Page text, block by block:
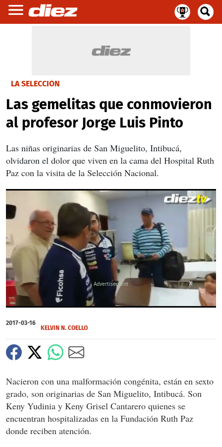
LA SELECCIÓN
Las gemelitas que conmovieron
al profesor Jorge Luis Pinto
Las niñas originarias de San Miguelito, Intibucá,
olvidaron el dolor que viven en la cama del Hospital Ruth
Paz con la visita de la Selección Nacional.
of
47
X
X
2017-03-16
KELVIN N. COELLO
Nacieron con una malformación congénita, están en sexto
grado, son originarias de San Miguelito, Intibucá. Son
Keny Yudinia y Keny Grisel Cantarero quienes se
encuentran hospitalizadas en la Fundación Ruth Paz
donde reciben atención.